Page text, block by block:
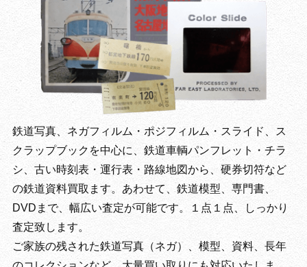
鉄道写真、ネガフィルム・ポジフィルム・スライド、ス
クラップブックを中心に、鉄道車輌パンフレット・チラ
シ、古い時刻表・運行表・路線地図から、硬券切符など
の鉄道資料買取ます。あわせて、鉄道模型、専門書、
DVDまで、幅広い査定が可能です。１点１点、しっかり
査定致します。
ご家族の残された鉄道写真（ネガ）、模型、資料、長年